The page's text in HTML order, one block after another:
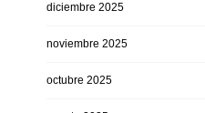
diciembre 2025
noviembre 2025
octubre 2025